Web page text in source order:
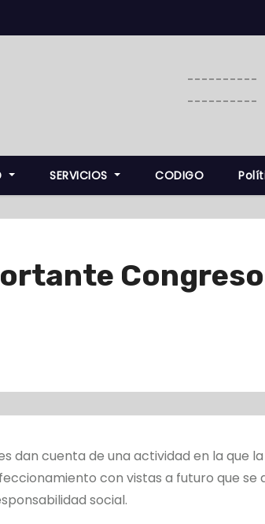
----------
----------
SERVICIOS CODIGO
Congreso
dan cuenta de una actividad en la que
con vistas a futuro que se
social.